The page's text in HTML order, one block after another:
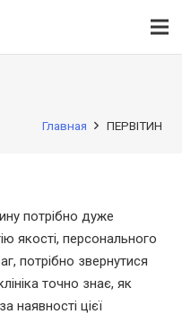
Главная ПЕРВІТИН
потрібно дуже
якості, персонального
потрібно звернутися
точно знає, як
наявності цієї